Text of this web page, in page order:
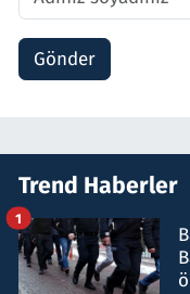
Gönder
Trend Haberler
1